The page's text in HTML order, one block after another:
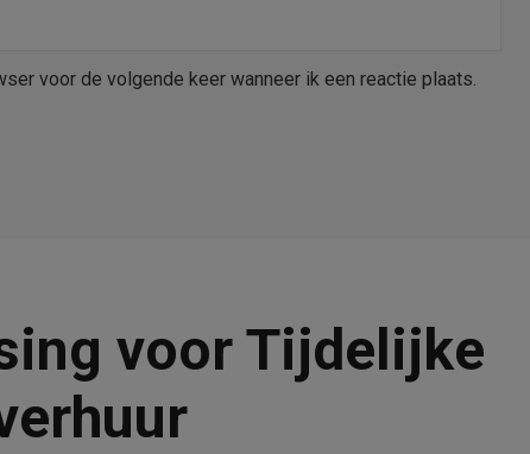
voor de volgende keer wanneer ik een reactie plaats.
voor Tijdelijke